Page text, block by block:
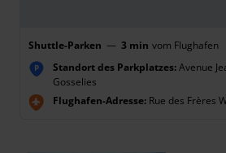
Shuttle-Parken — 3 min vom Flughafen
P Standort des Parkplatzes:Avenue
Gosselies
Flughafen-Adresse: Rue des Frères